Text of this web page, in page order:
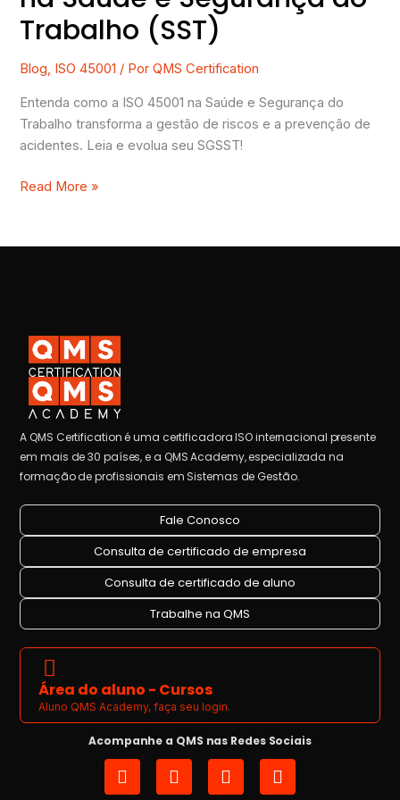
Trabalho (SST)
Blog, ISO 45001 / PorQMS Certification
Entenda como a ISO 45001 na Saúde e Segurança do
Trabalho transforma a gestão de riscos e a prevenção de
acidentes. Leia e evolua seu SGSST!
Read More »
A QMS Certification é uma certificadora ISO internacional presente
em mais de 30 países, e a QMS Academy, especializada na
formação de profissionais em Sistemas de Gestão.
Fale Conosco
Consulta de certificado de empresa
Consulta de certificado de aluno
Trabalhe na QMS
Área do aluno - Cursos
Aluno QMS Academy, faça seu login.
Acompanhe a QMS nas Redes Sociais
I
n
L
i
Y
o
F
a